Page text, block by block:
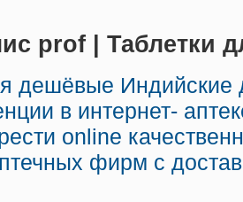
prof | Таблетки
дешёвые Индийские
в интернет-
online
фирм с